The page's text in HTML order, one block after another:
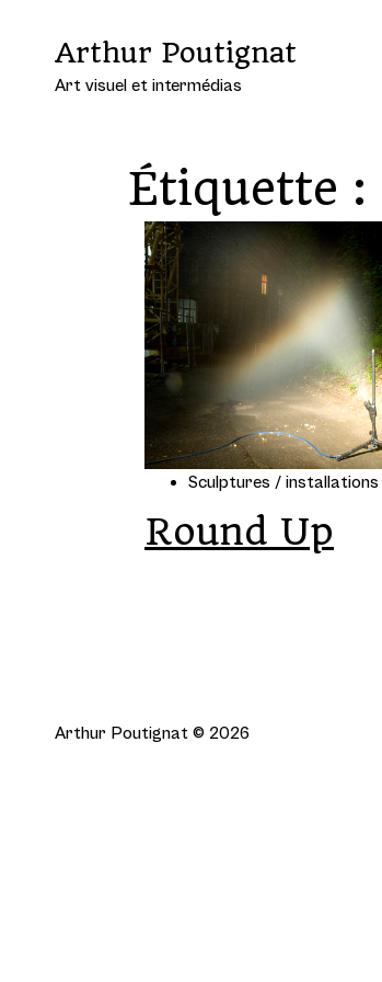
Arthur Poutignat
Art visuel et intermédias
Étiquette :
Sculptures / installations
Round Up
Arthur Poutignat © 2026